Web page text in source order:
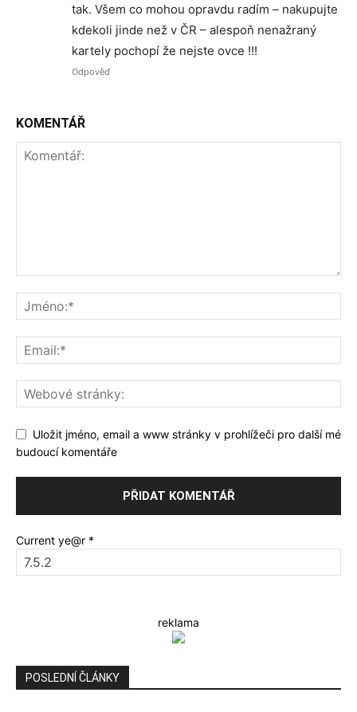
tak. Všem co mohou opravdu radím – nakupujte
kdekoli jinde než v ČR – alespoň nenažraný
kartely pochopí že nejste ovce !!!
Odpověď
KOMENTÁŘ
Uložit jméno, email a www stránky v prohlížeči pro další mé
budoucí komentáře
Current ye@r *
reklama
POSLEDNÍ ČLÁNKY